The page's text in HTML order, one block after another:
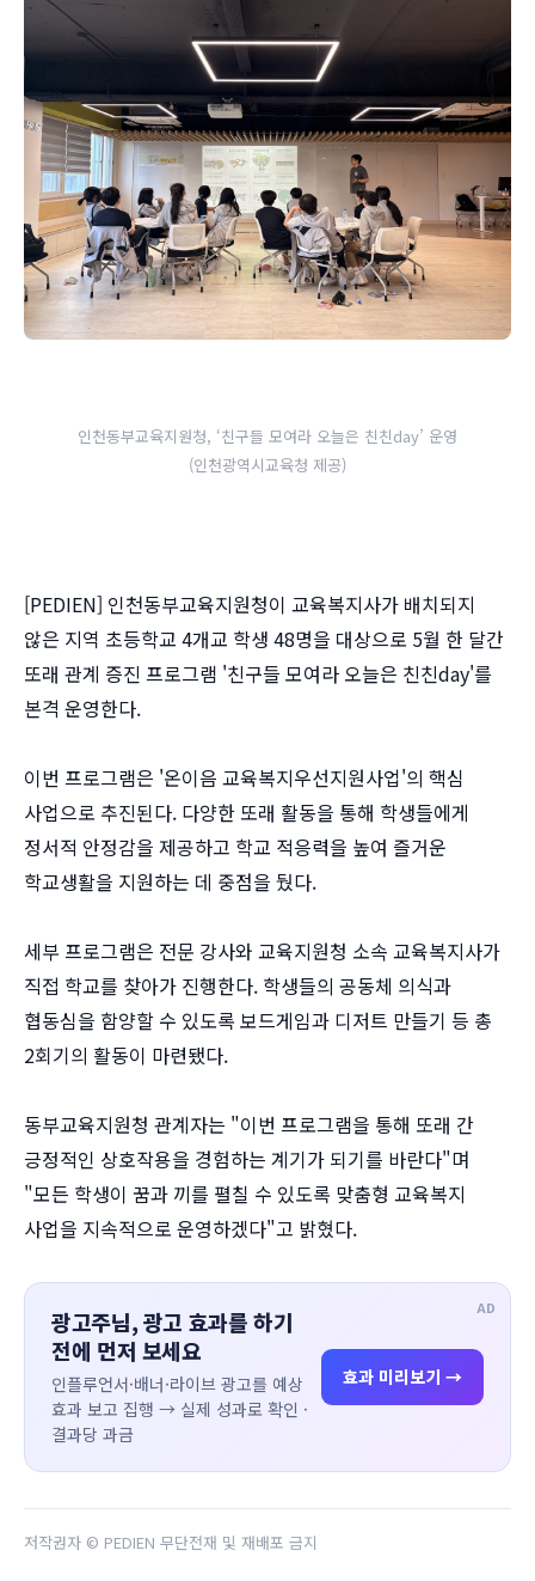
인천동부교육지원청, ‘친구들 모여라 오늘은 친친day’ 운영
(인천광역시교육청 제공)
[PEDIEN] 인천동부교육지원청이 교육복지사가 배치되지
않은 지역 초등학교 4개교 학생 48명을 대상으로 5월 한 달간
또래 관계 증진 프로그램 '친구들 모여라 오늘은 친친day'를
본격 운영한다.
이번 프로그램은 '온이음 교육복지우선지원사업'의 핵심
사업으로 추진된다. 다양한 또래 활동을 통해 학생들에게
정서적 안정감을 제공하고 학교 적응력을 높여 즐거운
학교생활을 지원하는 데 중점을 뒀다.
세부 프로그램은 전문 강사와 교육지원청 소속 교육복지사가
직접 학교를 찾아가 진행한다. 학생들의 공동체 의식과
협동심을 함양할 수 있도록 보드게임과 디저트 만들기 등 총
2회기의 활동이 마련됐다.
동부교육지원청 관계자는 "이번 프로그램을 통해 또래 간
긍정적인 상호작용을 경험하는 계기가 되기를 바란다"며
"모든 학생이 꿈과 끼를 펼칠 수 있도록 맞춤형 교육복지
사업을 지속적으로 운영하겠다"고 밝혔다.
AD
광고주님, 광고 효과를 하기
전에 먼저 보세요
인플루언서·배너·라이브 광고를 예상
효과 보고 집행 → 실제 성과로 확인 ·
결과당 과금
효과 미리보기 →
저작권자 © PEDIEN 무단전재 및 재배포 금지